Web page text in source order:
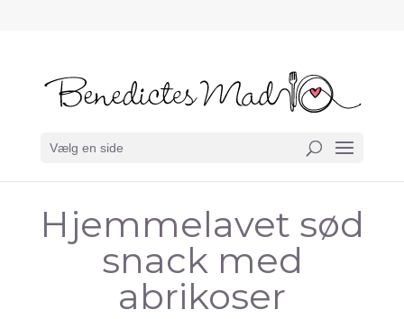
Vælg en side
Hjemmelavet sød
snack med
abrikoser